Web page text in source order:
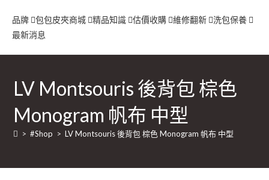
品牌 包包皮夾商城 精品知識 估價收購 維修翻新
洗包保養
最新消息
LV Montsouris 後背包 棕色
Monogram 帆布 中型
> #Shop > LV Montsouris 後背包 棕色 Monogram 帆布 中型